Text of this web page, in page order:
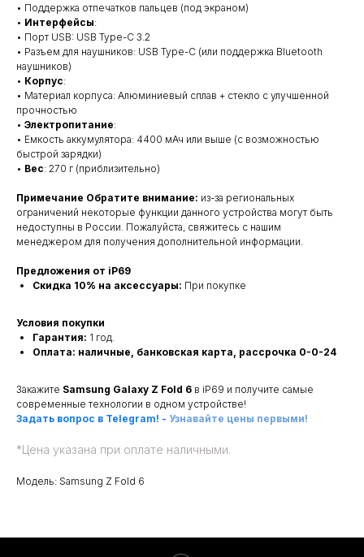
• Поддержка отпечатков пальцев (под экраном)
• Интерфейсы:
• Порт USB: USB Type-C 3.2
• Разъем для наушников: USB Type-C (или поддержка Bluetooth
наушников)
• Корпус:
• Материал корпуса: Алюминиевый сплав + стекло с улучшенной
прочностью
• Электропитание:
• Емкость аккумулятора: 4400 мАч или выше (с возможностью
быстрой зарядки)
• Вес: 270 г (приблизительно)
Примечание Обратите внимание: из-за региональных
ограничений некоторые функции данного устройства могут быть
недоступны в России. Пожалуйста, свяжитесь с нашим
менеджером для получения дополнительной информации.
Предложения от iP69
Скидка 10% на аксессуары: При покупке
Условия покупки
Гарантия: 1 год.
Оплата: наличные, банковская карта, рассрочка 0-0-24
Закажите Samsung Galaxy Z Fold 6 в iP69 и получите самые
современные технологии в одном устройстве!
Задать вопрос в Telegram! - Узнавайте цены первыми!
*Цена указана при оплате наличными.
Модель: Samsung Z Fold 6